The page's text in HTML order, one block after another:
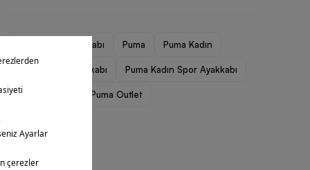
Erkek Spor Ayakkabı Puma Puma Kadın
Puma Kadın Ayakkabı Puma Kadın Spor Ayakkabı
Puma Günlük Puma Outlet